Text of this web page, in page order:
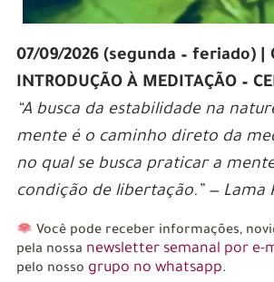
07/09/2026 (segunda – feriado) |
INTRODUÇÃO À MEDITAÇÃO –
“A busca da estabilidade na
mente é o caminho direto da
no qual se busca praticar a
condição de libertação.” — Lama
Você pode receber informações,
pela nossa newsletter semanal por e-
pelo nosso grupo no whatsapp.